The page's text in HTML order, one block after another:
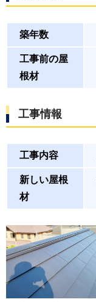
築年数
工事前の屋
根材
工事情報
工事内容
新しい屋根
材